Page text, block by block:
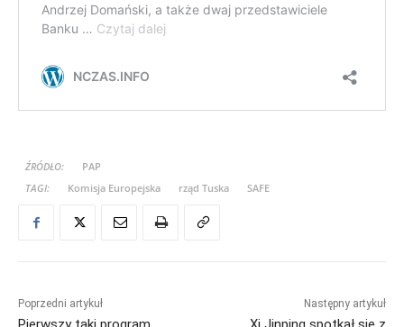
ŹRÓDŁO:
PAP
TAGI:
Komisja Europejska rząd Tuska SAFE
Poprzedni artykuł Następny artykuł